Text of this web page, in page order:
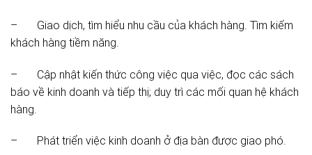
– Giao dịch, tìm hiểu nhu cầu của khách hàng. Tìm kiếm
khách hàng tiềm năng.
– Cập nhật kiến thức công việc qua việc, đọc các sách
báo về kinh doanh và tiếp thị; duy trì các mối quan hệ khách
hàng.
– Phát triển việc kinh doanh ở địa bàn được giao phó.